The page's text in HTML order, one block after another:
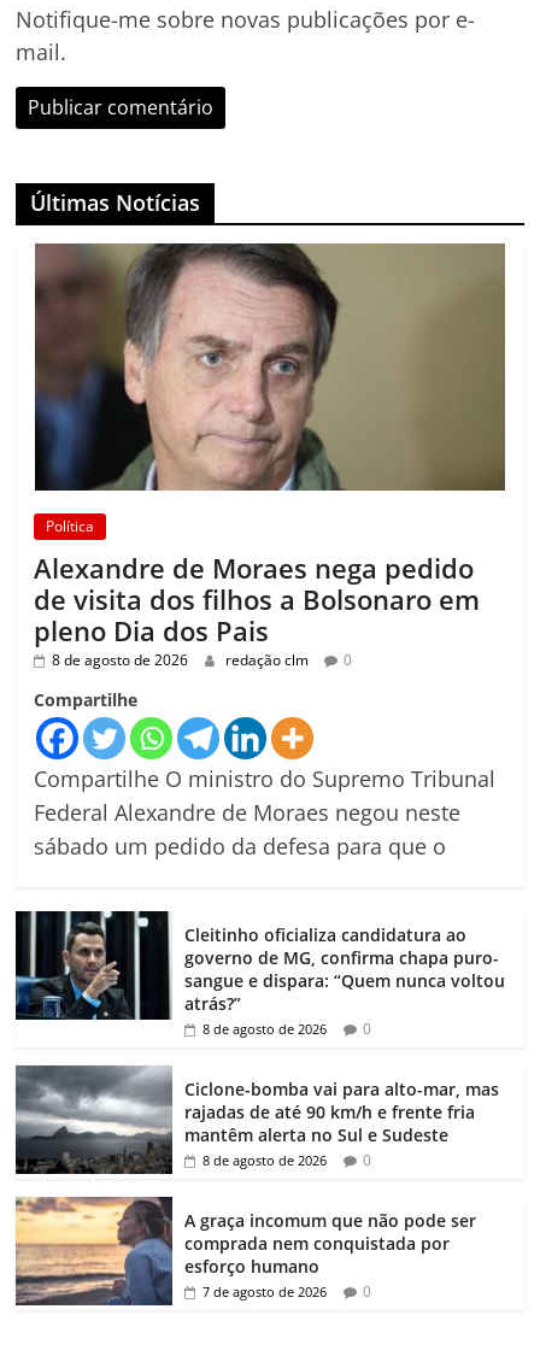
Notifique-me sobre novas publicações por e-
mail.
Últimas Notícias
Política
Alexandre de Moraes nega pedido
de visita dos filhos a Bolsonaro em
pleno Dia dos Pais
8 de agosto de 2026 redação clm 0
Compartilhe
Compartilhe O ministro do Supremo Tribunal
Federal Alexandre de Moraes negou neste
sábado um pedido da defesa para que o
Cleitinho oficializa candidatura ao
governo de MG, confirma chapa puro-
sangue e dispara: “Quem nunca voltou
atrás?”
8 de agosto de 2026 0
Ciclone-bomba vai para alto-mar, mas
rajadas de até 90 km/h e frente fria
mantêm alerta no Sul e Sudeste
8 de agosto de 2026 0
A graça incomum que não pode ser
comprada nem conquistada por
esforço humano
7 de agosto de 2026 0